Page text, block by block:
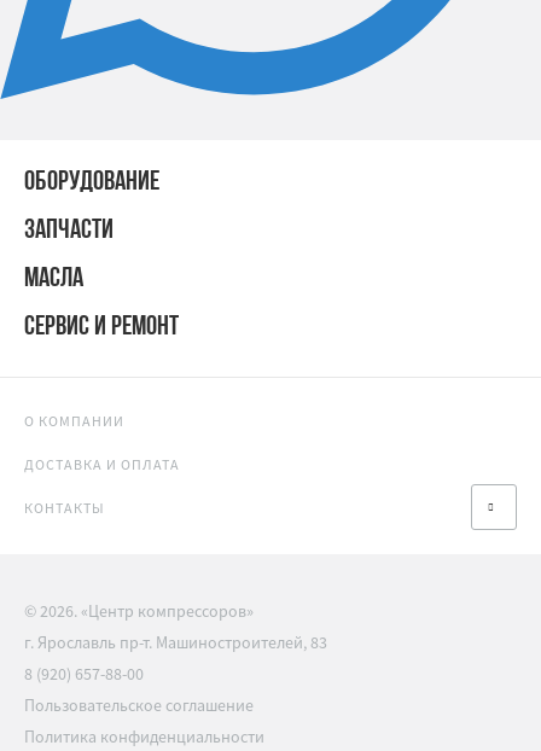
ОБОРУДОВАНИЕ
ЗАПЧАСТИ
МАСЛА
СЕРВИС И РЕМОНТ
О КОМПАНИИ
ДОСТАВКА И ОПЛАТА
КОНТАКТЫ
© 2026. «Центр компрессоров»
г. Ярославль пр-т. Машиностроителей, 83
8 (920) 657-88-00
Пользовательское соглашение
Политика конфиденциальности